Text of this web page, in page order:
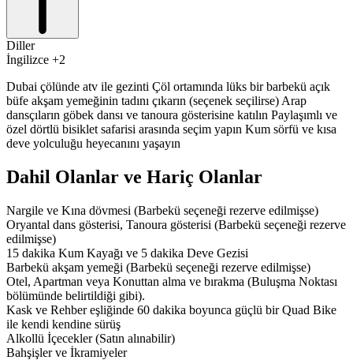
Diller
İngilizce +2
Dubai çölünde atv ile gezinti Çöl ortamında lüks bir barbekü açık
büfe akşam yemeğinin tadını çıkarın (seçenek seçilirse) Arap
dansçıların göbek dansı ve tanoura gösterisine katılın Paylaşımlı ve
özel dörtlü bisiklet safarisi arasında seçim yapın Kum sörfü ve kısa
deve yolculuğu heyecanını yaşayın
Dahil Olanlar ve Hariç Olanlar
Nargile ve Kına dövmesi (Barbekü seçeneği rezerve edilmişse)
Oryantal dans gösterisi, Tanoura gösterisi (Barbekü seçeneği rezerve
edilmişse)
15 dakika Kum Kayağı ve 5 dakika Deve Gezisi
Barbekü akşam yemeği (Barbekü seçeneği rezerve edilmişse)
Otel, Apartman veya Konuttan alma ve bırakma (Buluşma Noktası
bölümünde belirtildiği gibi).
Kask ve Rehber eşliğinde 60 dakika boyunca güçlü bir Quad Bike
ile kendi kendine sürüş
Alkollü İçecekler (Satın alınabilir)
Bahşişler ve İkramiyeler